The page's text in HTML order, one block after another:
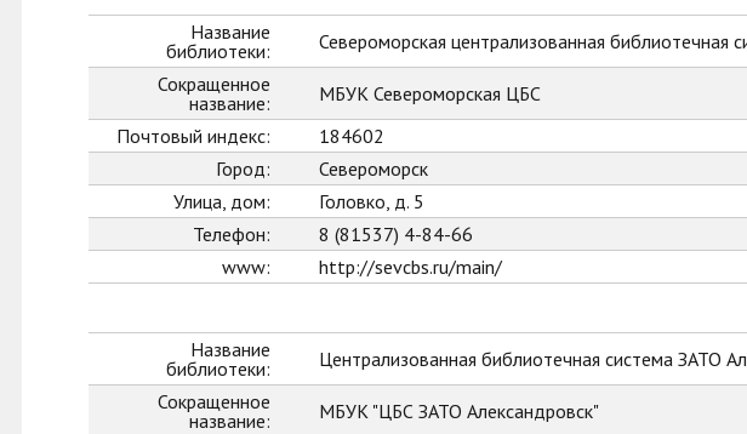
Название
библиотеки:
Североморская централизованная библиотечная
Сокращенное
название:
МБУК Североморская ЦБС
Почтовый индекс:
184602
Город:
Североморск
Улица, дом:
Головко, д. 5
Телефон:
8 (81537) 4-84-66
www:
http://sevcbs.ru/main/
Название
библиотеки:
Централизованная библиотечная система ЗАТО
Сокращенное
название:
МБУК "ЦБС ЗАТО Александровск"